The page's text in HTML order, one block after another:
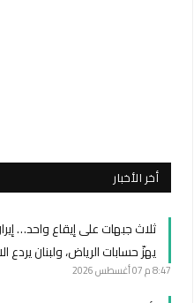
أخر الأخبار
ثلاث جبهات على إيقاع واحد…
يهزّ حسابات الرياض، ولبنان يردع
8:47 م 07 أغسطس 2026